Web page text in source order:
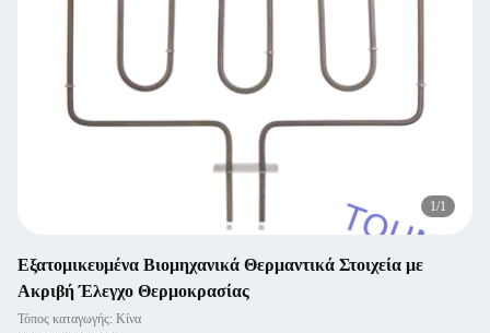
1/1
Εξατομικευμένα Βιομηχανικά Θερμαντικά Στοιχεία με
Ακριβή Έλεγχο Θερμοκρασίας
Τόπος καταγωγής: Κίνα